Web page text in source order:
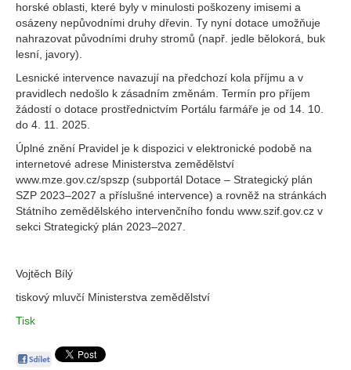
horské oblasti, které byly v minulosti poškozeny imisemi a
osázeny nepůvodními druhy dřevin. Ty nyní dotace umožňuje
nahrazovat původními druhy stromů (např. jedle bělokorá, buk
lesní, javory).
Lesnické intervence navazují na předchozí kola příjmu a v
pravidlech nedošlo k zásadním změnám. Termín pro příjem
žádostí o dotace prostřednictvím Portálu farmáře je od 14. 10.
do 4. 11. 2025.
Úplné znění Pravidel je k dispozici v elektronické podobě na
internetové adrese Ministerstva zemědělství
www.mze.gov.cz/spszp (subportál Dotace – Strategický plán
SZP 2023–2027 a příslušné intervence) a rovněž na stránkách
Státního zemědělského intervenčního fondu www.szif.gov.cz v
sekci Strategický plán 2023–2027.
Vojtěch Bílý
tiskový mluvčí Ministerstva zemědělství
Tisk